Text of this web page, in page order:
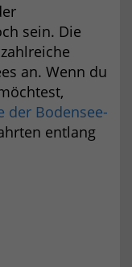
sein. Die
an. Wenn du
der Bodensee-
entlang